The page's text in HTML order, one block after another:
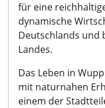
für eine
dynamische
Deutschlands und
Landes.
Das Leben in
mit naturnahen
einem der